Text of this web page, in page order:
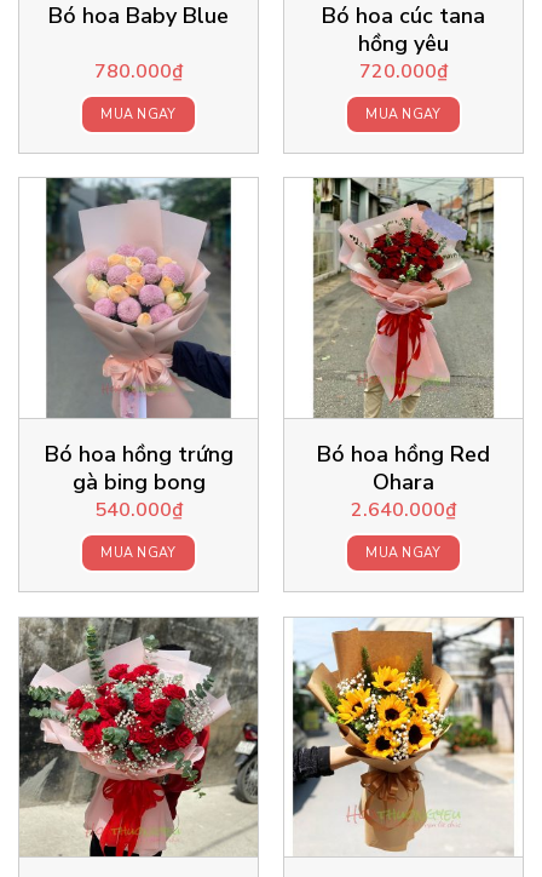
Bó hoa Baby Blue
780.000₫
MUA NGAY
Bó hoa cúc tana
hồng yêu
720.000₫
MUA NGAY
Bó hoa hồng trứng
gà bing bong
540.000₫
MUA NGAY
Bó hoa hồng Red
Ohara
2.640.000₫
MUA NGAY